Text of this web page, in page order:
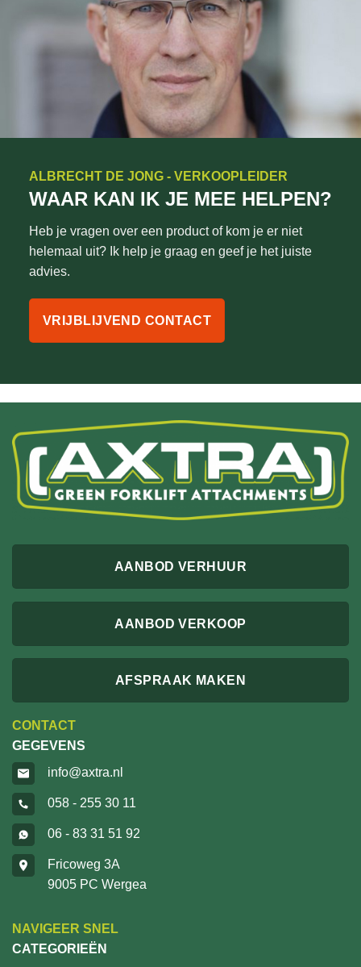
ALBRECHT DE JONG - VERKOOPLEIDER
WAAR KAN IK JE MEE HELPEN?
Heb je vragen over een product of kom je er niet
helemaal uit? Ik help je graag en geef je het juiste
advies.
VRIJBLIJVEND CONTACT
AANBOD VERHUUR
AANBOD VERKOOP
AFSPRAAK MAKEN
CONTACT
GEGEVENS
info@axtra.nl
058 - 255 30 11
06 - 83 31 51 92
Fricoweg 3A
9005 PC Wergea
NAVIGEER SNEL
CATEGORIEËN